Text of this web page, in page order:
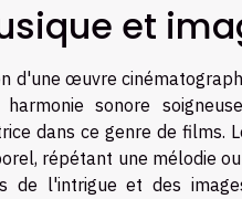
et
d'une œuvre
sonore
dans ce genre de films.
répétant une mélodie
de l'intrigue et des